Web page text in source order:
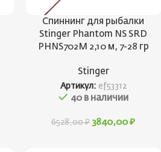
Спиннинг для рыбалки
Stinger Phantom NS SRD
PHNS702M 2,10 м, 7-28 гр
Stinger
Артикул: ef53312
40 в наличии
6528,00₽ 3840,00₽